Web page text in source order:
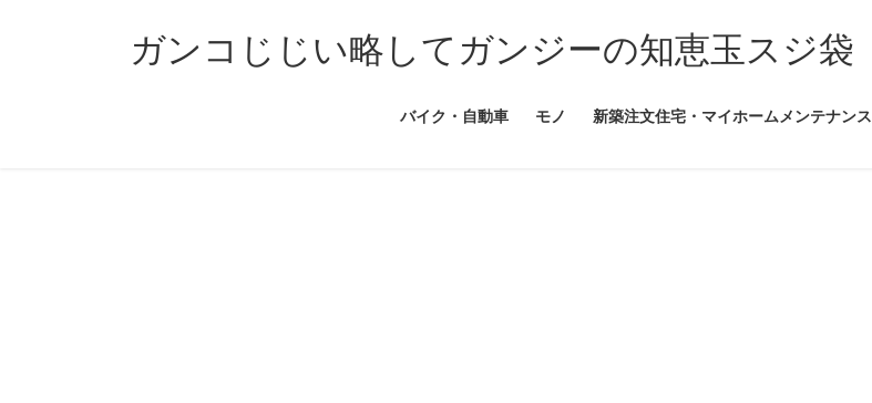
ガンコじじい略してガンジーの知恵玉スジ袋
バイク・自動車 モノ 新築注文住宅・マイホームメンテナンス